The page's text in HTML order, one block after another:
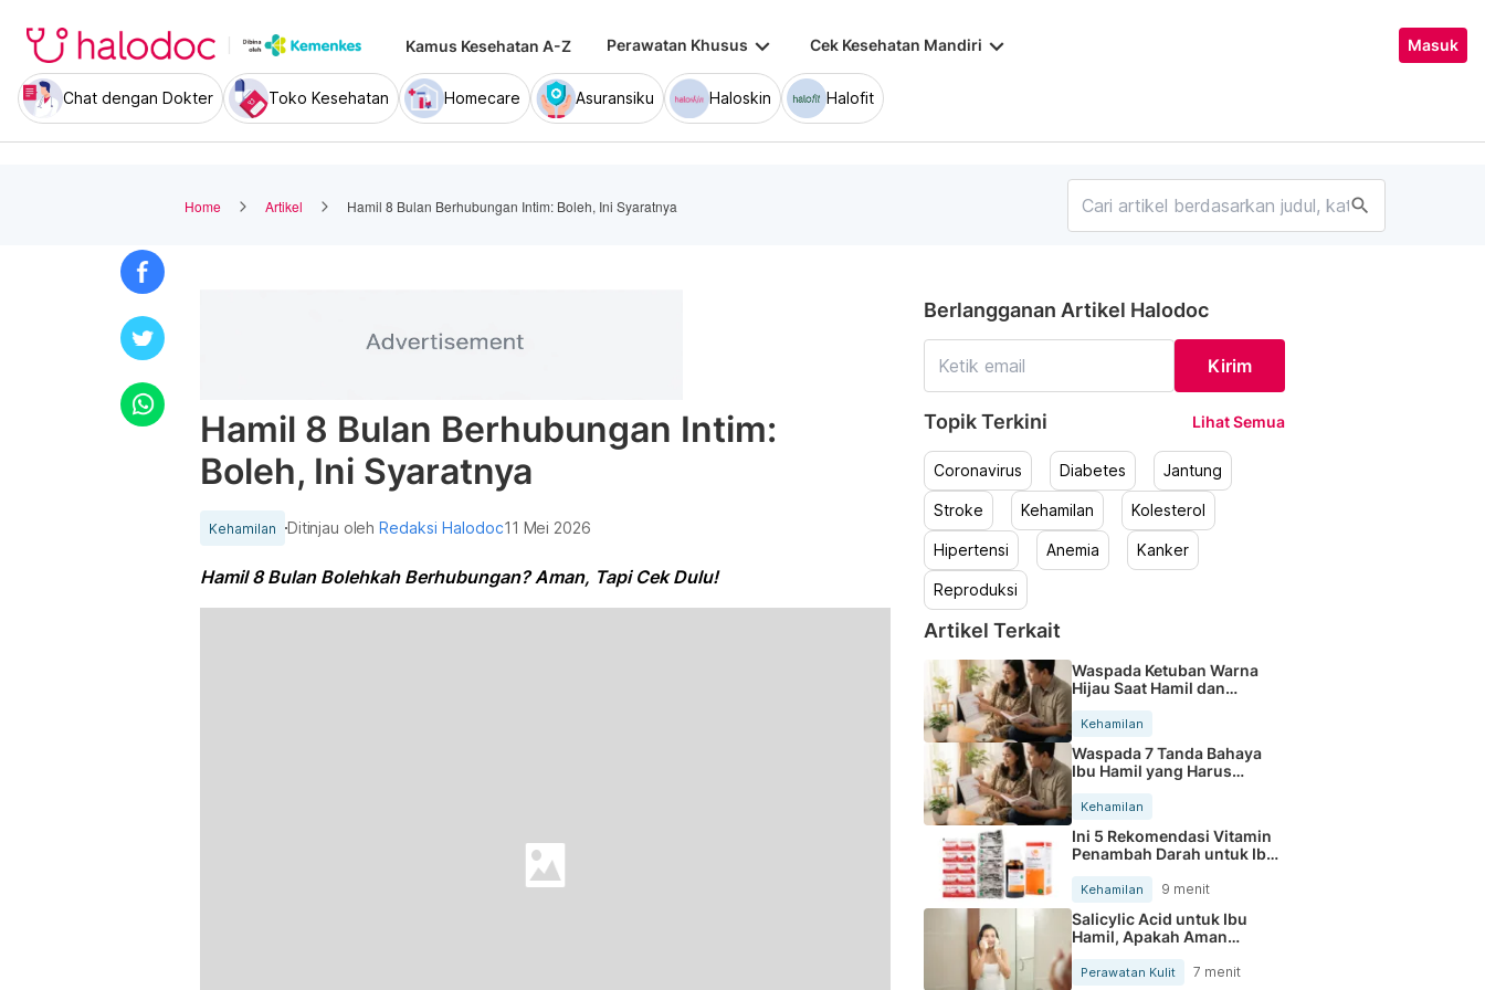
Kamus Kesehatan A-Z Perawatan Khusus keyboard_arrow_down Cek Kesehatan Mandiri keyboard_arrow_down Masuk
Chat dengan Dokter Toko Kesehatan Homecare Asuransiku Haloskin Halofit
Home Artikel Hamil 8 Bulan Berhubungan Intim: Boleh, Ini Syaratnya search
Hamil 8 Bulan Berhubungan Intim:
Boleh, Ini Syaratnya
Kehamilan Ditinjau olehRedaksi Halodoc11 Mei 2026
Hamil 8 Bulan Bolehkah Berhubungan? Aman, Tapi Cek Dulu!
Berlangganan Artikel Halodoc
Kirim
Topik Terkini Lihat Semua
Coronavirus Diabetes Jantung
Stroke Kehamilan Kolesterol
Hipertensi Anemia Kanker
Reproduksi
Artikel Terkait
Waspada Ketuban Warna
Hijau Saat Hamil dan
Kehamilan
Waspada 7 Tanda Bahaya
Ibu Hamil yang Harus
Kehamilan
Ini 5 Rekomendasi Vitamin
Penambah Darah untuk Ibu
Kehamilan 9 menit
Salicylic Acid untuk Ibu
Hamil, Apakah Aman
Digunakan?
Perawatan Kulit 7 menit